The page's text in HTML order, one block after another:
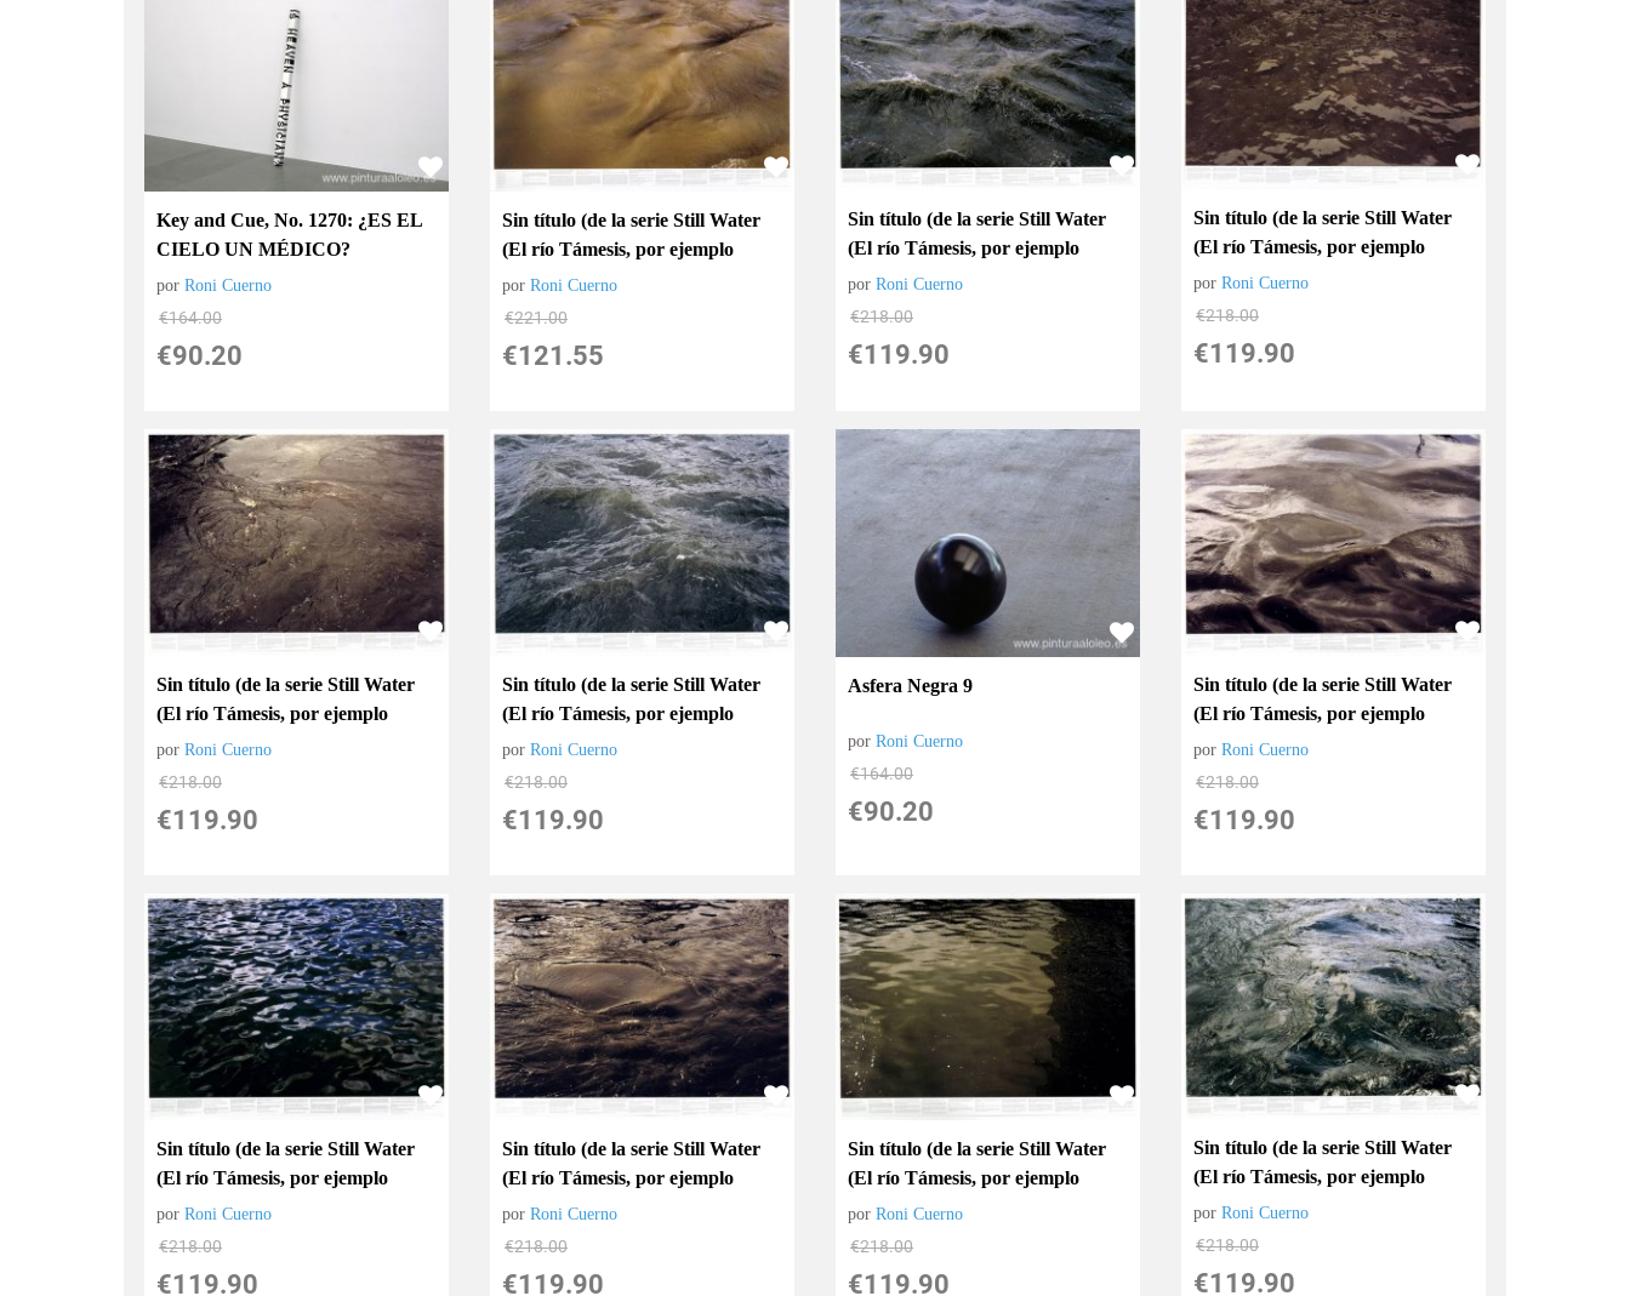
Key and Cue, No. 1270: ¿ES EL
CIELO UN MÉDICO?
porRoni Cuerno
€164.00
€90.20
Sin título (de la serie Still Water
(El río Támesis, por ejemplo
porRoni Cuerno
€221.00
€121.55
Sin título (de la serie Still Water
(El río Támesis, por ejemplo
porRoni Cuerno
€218.00
€119.90
Sin título (de la serie Still Water
(El río Támesis, por ejemplo
porRoni Cuerno
€218.00
€119.90
Sin título (de la serie Still Water
(El río Támesis, por ejemplo
porRoni Cuerno
€218.00
€119.90
Sin título (de la serie Still Water
(El río Támesis, por ejemplo
porRoni Cuerno
€218.00
€119.90
Asfera Negra 9
porRoni Cuerno
€164.00
€90.20
Sin título (de la serie Still Water
(El río Támesis, por ejemplo
porRoni Cuerno
€218.00
€119.90
Sin título (de la serie Still Water
(El río Támesis, por ejemplo
porRoni Cuerno
€218.00
€119.90
Sin título (de la serie Still Water
(El río Támesis, por ejemplo
porRoni Cuerno
€218.00
€119.90
Sin título (de la serie Still Water
(El río Támesis, por ejemplo
porRoni Cuerno
€218.00
€119.90
Sin título (de la serie Still Water
(El río Támesis, por ejemplo
porRoni Cuerno
€218.00
€119.90